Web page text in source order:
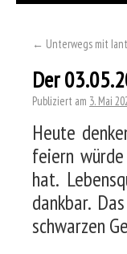
← Unterwegs mit
Der
Publiziert am 3. Mai
Heute
feiern
hat.
dankbar.
schwarzen